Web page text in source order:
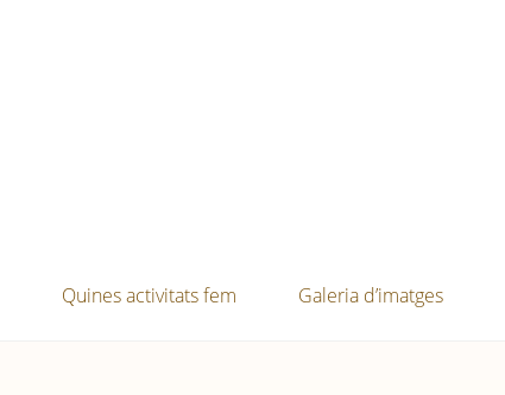
Quines activitats fem Galeria d’imatges